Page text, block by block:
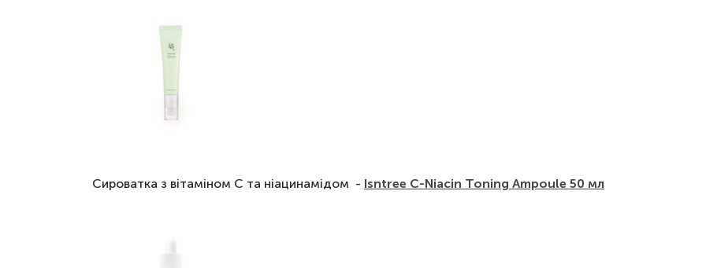
Сироватка з вітаміном С та ніацинамідом - Isntree C-Niacin Toning Ampoule 50 мл